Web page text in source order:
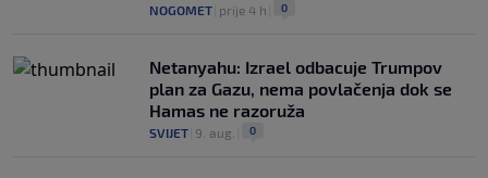
NOGOMET prije 4 h 0
Netanyahu: Izrael odbacuje Trumpov
plan za Gazu, nema povlačenja dok se
Hamas ne razoruža
SVIJET 9. aug. 0